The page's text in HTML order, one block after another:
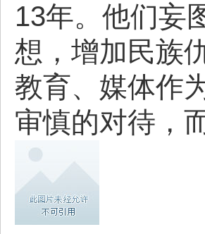
13年。他们妄
想，增加民族
教育、媒体作
审慎的对待，